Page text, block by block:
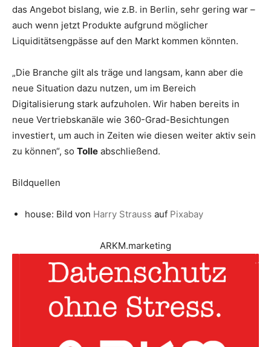
das Angebot bislang, wie z.B. in Berlin, sehr gering war –
auch wenn jetzt Produkte aufgrund möglicher
Liquiditätsengpässe auf den Markt kommen könnten.
„Die Branche gilt als träge und langsam, kann aber die
neue Situation dazu nutzen, um im Bereich
Digitalisierung stark aufzuholen. Wir haben bereits in
neue Vertriebskanäle wie 360-Grad-Besichtungen
investiert, um auch in Zeiten wie diesen weiter aktiv sein
zu können“, so Tolle abschließend.
Bildquellen
house: Bild von Harry Strauss auf Pixabay
ARKM.marketing